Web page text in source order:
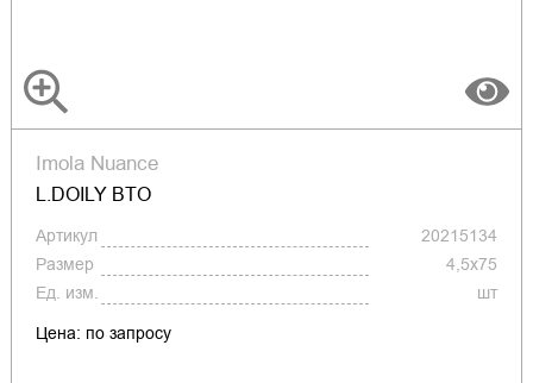
Imola Nuance
L.DOILY BTO
Артикул
20215134
Размер
4,5x75
Ед. изм.
шт
Цена: по запросу